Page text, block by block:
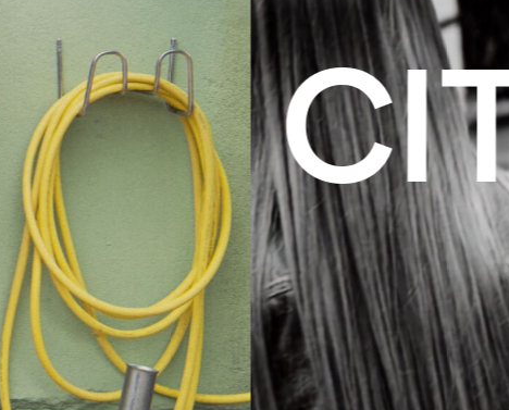
Policy
US
EDITORIALE MODA